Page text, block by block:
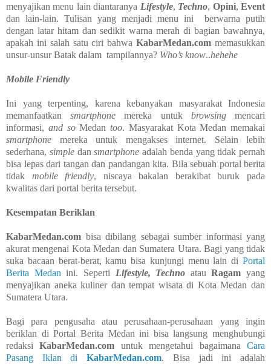
menyajikan menu lain diantaranya Lifestyle, Techno, Opini,Event
dan lain-lain. Tulisan yang menjadi menu ini berwarna putih
dengan latar hitam dan sedikit warna merah di bagian bawahnya,
apakah ini salah satu ciri bahwaKabarMedan.com memasukkan
unsur-unsur Batak dalam tampilannya? Who’s know..hehehe
Mobile Friendly
Ini yang terpenting, karena kebanyakan masyarakat Indonesia
memanfaatkansmartphone mereka untuk browsingmencari
informasi, and soMedan too. Masyarakat Kota Medan memakai
smartphone mereka untuk mengakses internet. Selain lebih
sederhana, simpledansmartphone adalah benda yang tidak pernah
bisa lepas dari tangan dan pandangan kita. Bila sebuah portal berita
tidak mobile friendly, niscaya bakalan berakibat buruk pada
kwalitas dari portal berita tersebut.
Kesempatan Beriklan
KabarMedan.com bisa dibilang sebagai sumber informasi yang
akurat mengenai Kota Medan dan Sumatera Utara. Bagi yang tidak
suka bacaan berat-berat, kamu bisa kunjungi menu lain di Portal
Berita Medan ini. Seperti Lifestyle, Techno atauRagam yang
menyajikan aneka kuliner dan tempat wisata di Kota Medan dan
Sumatera Utara.
Bagi para pengusaha atau perusahaan-perusahaan yang ingin
beriklan di Portal Berita Medan ini bisa langsung menghubungi
redaksiKabarMedan.com untuk mengetahui bagaimanaCara
Pasang Iklan diKabarMedan.com. Bisa jadi ini adalah